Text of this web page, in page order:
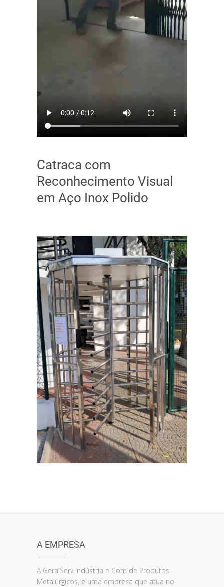
Catraca com
Reconhecimento Visual
em Aço Inox Polido
A EMPRESA
A GeralServ Indústria e Com de Produtos
Metalúrgicos, é uma empresa que atua no